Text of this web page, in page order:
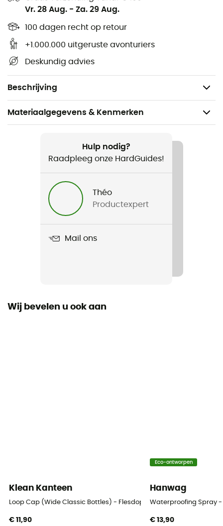
Vr. 28 Aug. - Za. 29 Aug.
100 dagen recht op retour
+1.000.000 uitgeruste avonturiers
Deskundig advies
Beschrijving
Absorbeert onaangename geuren
Instelbare droogtijd op het apparaat
Compact en stil
USB-oplaadpunt voor je telefoon
Materiaalgegevens & Kenmerken
Wandelen / Alpine Skiën / Tourskiën / Trekking /
Bergbeklimmen / Freeride Skiën
Therm-Ic Refresher V2 (EU)
Hulp nodig?
Raadpleeg onze HardGuides!
Théo
Productexpert
Mail ons
Wij bevelen u ook aan
Klean Kanteen
Loop Cap (Wide Classic Bottles) - Flesdop
€ 11,90
Eco-ontworpen
Hanwag
Waterproofing Spray
€ 13,90